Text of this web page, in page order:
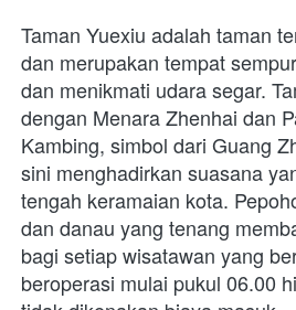
Taman Yuexiu adalah taman
dan merupakan tempat
dan menikmati udara segar.
dengan Menara Zhenhai dan
Kambing, simbol dari Guang
sini menghadirkan suasana
tengah keramaian kota.
dan danau yang tenang
bagi setiap wisatawan yang
beroperasi mulai pukul 06.00